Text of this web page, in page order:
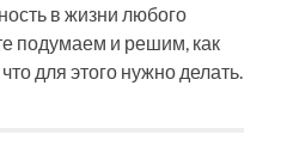
в жизни любого
подумаем и решим, как
для этого нужно делать.